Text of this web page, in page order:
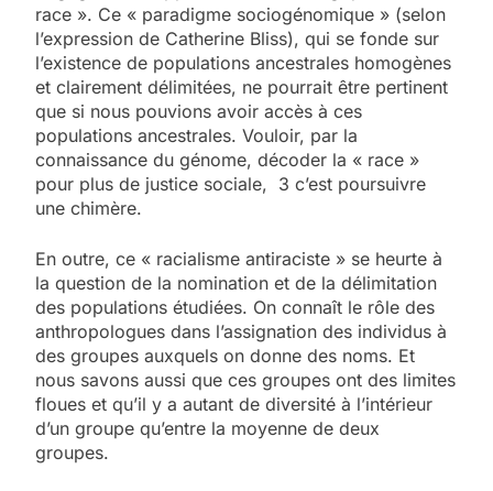
race ». Ce « paradigme sociogénomique » (selon
l’expression de Catherine Bliss), qui se fonde sur
l’existence de populations ancestrales homogènes
et clairement délimitées, ne pourrait être pertinent
que si nous pouvions avoir accès à ces
populations ancestrales. Vouloir, par la
connaissance du génome, décoder la « race »
pour plus de justice sociale, 3 c’est poursuivre
une chimère.
En outre, ce « racialisme antiraciste » se heurte à
la question de la nomination et de la délimitation
des populations étudiées. On connaît le rôle des
anthropologues dans l’assignation des individus à
des groupes auxquels on donne des noms. Et
nous savons aussi que ces groupes ont des limites
floues et qu’il y a autant de diversité à l’intérieur
d’un groupe qu’entre la moyenne de deux
groupes.